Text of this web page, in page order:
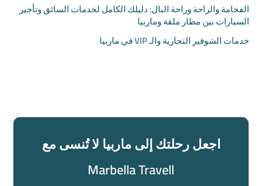
الفخامة والراحة وراحة البال: دليلك الكامل لخدمات السائق وتأجير
السيارات بين مطار ملقة وماربيا
خدمات الشوفير التجارية والـ VIP في ماربيا
اجعل رحلتك إلى ماربيا لا تُنسى مع
Marbella Travell